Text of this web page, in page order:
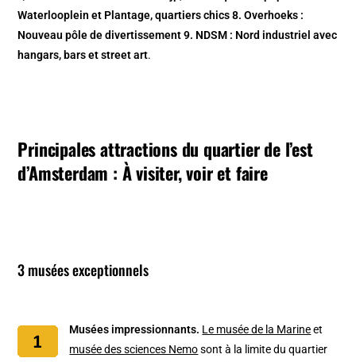
Waterlooplein et Plantage, quartiers chics 8. Overhoeks :
Nouveau pôle de divertissement 9. NDSM : Nord industriel avec
hangars, bars et street art.
Principales attractions du quartier de l’est
d’Amsterdam : À visiter, voir et faire
3 musées exceptionnels
Musées impressionnants. Le musée de la Marineet
musée des sciences Nemosont à la limite du quartier